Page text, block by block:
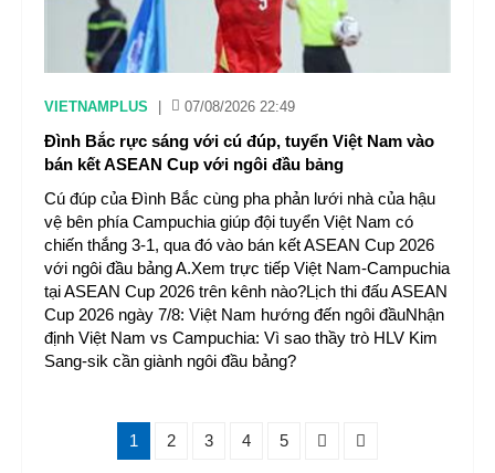
VIETNAMPLUS 07/08/2026 22:49
Đình Bắc rực sáng với cú đúp, tuyển Việt Nam vào
bán kết ASEAN Cup với ngôi đầu bảng
Cú đúp của Đình Bắc cùng pha phản lưới nhà của hậu
vệ bên phía Campuchia giúp đội tuyển Việt Nam có
chiến thắng 3-1, qua đó vào bán kết ASEAN Cup 2026
với ngôi đầu bảng A.Xem trực tiếp Việt Nam-Campuchia
tại ASEAN Cup 2026 trên kênh nào?Lịch thi đấu ASEAN
Cup 2026 ngày 7/8: Việt Nam hướng đến ngôi đầuNhận
định Việt Nam vs Campuchia: Vì sao thầy trò HLV Kim
Sang-sik cần giành ngôi đầu bảng?
1 2 3 4 5